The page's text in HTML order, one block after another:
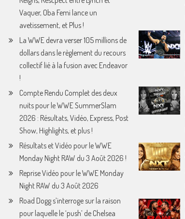
Vaquer, Oba Femi lance un
avetissement, et Plus !
La WWE devra verser 105 millions de
dollars dans le règlement du recours
collectif lié à la fusion avec Endeavor
!
Compte Rendu Complet des deux
nuits pour le WWE SummerSlam
2026 : Résultats, Vidéo, Express, Post
Show, Highlights, et plus !
Résultats et Vidéo pour le WWE
Monday Night RAW du 3 Août 2026 !
Reprise Vidéo pour le WWE Monday
Night RAW du 3 Août 2026
Road Dogg s’interroge sur la raison
pour laquelle le ‘push’ de Chelsea